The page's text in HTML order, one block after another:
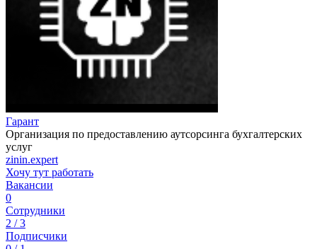
Гарант
Организация по предоставлению аутсорсинга бухгалтерских
услуг
zinin.expert
Хочу тут работать
Вакансии
0
Сотрудники
2 / 3
Подписчики